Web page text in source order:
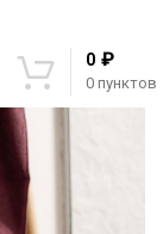
0 пунктов
0 ₽